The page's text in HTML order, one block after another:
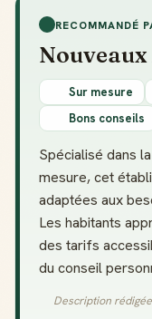
RECOMMANDÉ
Sur mesure
Bons conseils
Spécialisé dans
mesure, cet
adaptées aux
Les habitants
des tarifs
du conseil
Description